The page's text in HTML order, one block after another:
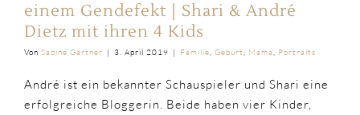
einem Gendefekt | Shari & André
Dietz mit ihren 4 Kids
Von Sabine Gärtner | 3. April 2019 | Familie Geburt Mama Portraits
André ist ein bekannter Schauspieler und Shari eine
erfolgreiche Bloggerin. Beide haben vier Kinder,